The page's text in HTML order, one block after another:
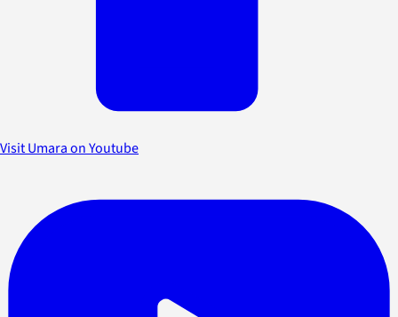
Visit Umara on Youtube